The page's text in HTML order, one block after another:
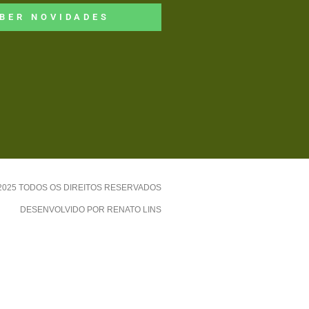
NOVIDADES
TODOS OS DIREITOS RESERVADOS
DESENVOLVIDO POR RENATO LINS